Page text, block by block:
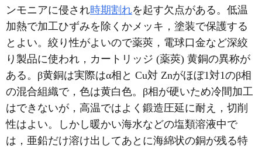
ンモニアに侵され時期割れを起す欠点がある。低温
加熱で加工ひずみを除くかメッキ，塗装で保護する
とよい。絞り性がよいので薬莢，電球口金など深絞
り製品に使われ，カートリッジ (薬莢) 黄銅の異称が
ある。β黄銅は実際はα相と Cu対 Znがほぼ1対1のβ相
の混合組織で，色は黄白色。β相が硬いため冷間加工
はできないが，高温ではよく鍛造圧延に耐え，切削
性はよい。しかし暖かい海水などの塩類溶液中で
は，亜鉛だけ溶け出してあとに海綿状の銅が残る特